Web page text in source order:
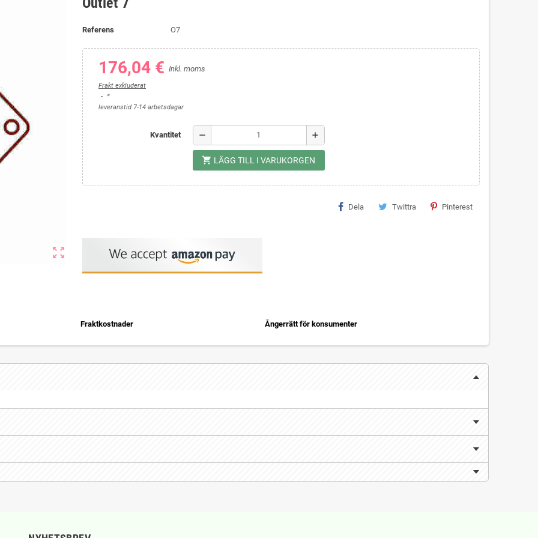
zoom_out_map
Referens O7
176,04 € Inkl. moms
Frakt exkluderat
*
leveranstid 7-14 arbetsdagar
Kvantitet remove add
shopping_cart LÄGG TILL I VARUKORGEN
Dela Twittra Pinterest
Fraktkostnader Ångerrätt för konsumenter